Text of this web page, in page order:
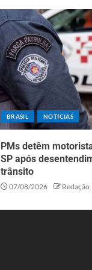
BRASIL NOTÍCIAS
PMs detêm
SP após
trânsito
07/08/2026 Redação